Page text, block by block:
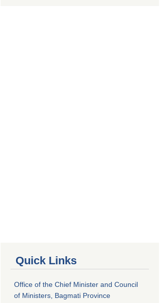
Quick Links
Office of the Chief Minister and Council
of Ministers, Bagmati Province